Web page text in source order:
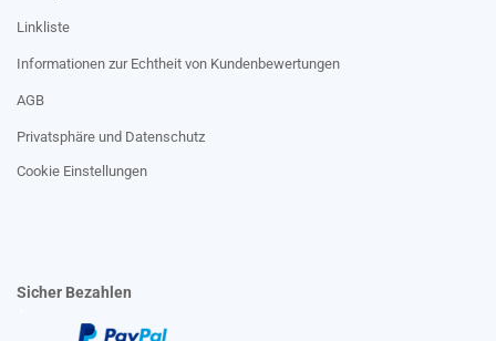
Linkliste
Informationen zur Echtheit von Kundenbewertungen
AGB
Privatsphäre und Datenschutz
Cookie Einstellungen
Sicher Bezahlen